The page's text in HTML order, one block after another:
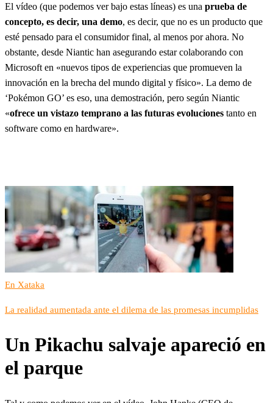
El vídeo (que podemos ver bajo estas líneas) es una prueba de
concepto, es decir, una demo, es decir, que no es un producto que
esté pensado para el consumidor final, al menos por ahora. No
obstante, desde Niantic han asegurando estar colaborando con
Microsoft en «nuevos tipos de experiencias que promueven la
innovación en la brecha del mundo digital y físico». La demo de
‘Pokémon GO’ es eso, una demostración, pero según Niantic
«ofrece un vistazo temprano a las futuras evoluciones tanto en
software como en hardware».
En Xataka
La realidad aumentada ante el dilema de las promesas incumplidas
Un Pikachu salvaje apareció en
el parque